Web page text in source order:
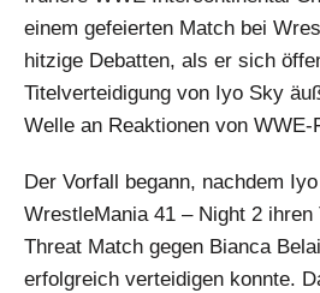
einem gefeierten Match bei
hitzige Debatten, als er sich
Titelverteidigung von Iyo Sky
Welle an Reaktionen von WWE-
Der Vorfall begann, nachdem
WrestleMania 41 – Night 2 ihren
Threat Match gegen Bianca
erfolgreich verteidigen konnte.